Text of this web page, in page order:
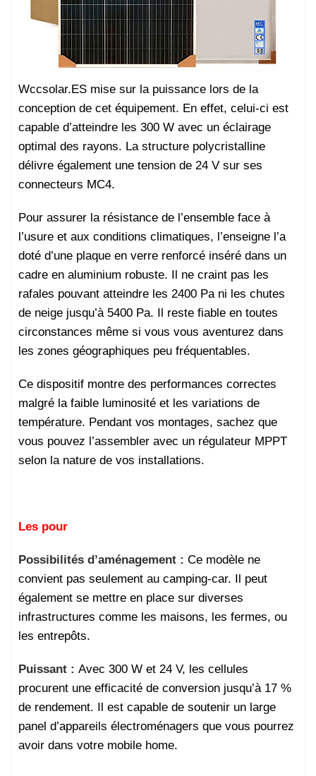
Wccsolar.ES mise sur la puissance lors de la
conception de cet équipement. En effet, celui-ci est
capable d’atteindre les 300 W avec un éclairage
optimal des rayons. La structure polycristalline
délivre également une tension de 24 V sur ses
connecteurs MC4.
Pour assurer la résistance de l’ensemble face à
l’usure et aux conditions climatiques, l’enseigne l’a
doté d’une plaque en verre renforcé inséré dans un
cadre en aluminium robuste. Il ne craint pas les
rafales pouvant atteindre les 2400 Pa ni les chutes
de neige jusqu’à 5400 Pa. Il reste fiable en toutes
circonstances même si vous vous aventurez dans
les zones géographiques peu fréquentables.
Ce dispositif montre des performances correctes
malgré la faible luminosité et les variations de
température. Pendant vos montages, sachez que
vous pouvez l’assembler avec un régulateur MPPT
selon la nature de vos installations.
Les pour
Possibilités d’aménagement : Ce modèle ne
convient pas seulement au camping-car. Il peut
également se mettre en place sur diverses
infrastructures comme les maisons, les fermes, ou
les entrepôts.
Puissant : Avec 300 W et 24 V, les cellules
procurent une efficacité de conversion jusqu’à 17 %
de rendement. Il est capable de soutenir un large
panel d’appareils électroménagers que vous pourrez
avoir dans votre mobile home.